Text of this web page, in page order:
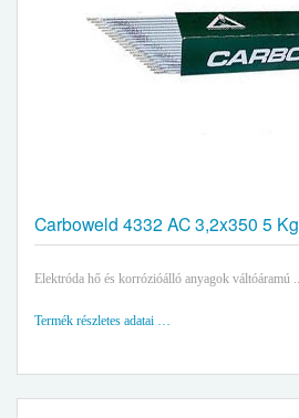
Carboweld 4332 AC 3,2x350 5 Kg
Elektróda hő és korrózióálló anyagok váltóáramú ...
Termék részletes adatai …